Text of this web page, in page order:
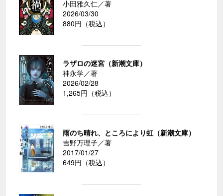
小田雅久仁／著
2026/03/30
880円（税込）
ラザロの迷宮（新潮文庫）
神永学／著
2026/02/28
1,265円（税込）
雨のち晴れ、ところにより虹（新潮文庫）
吉野万理子／著
2017/01/27
649円（税込）